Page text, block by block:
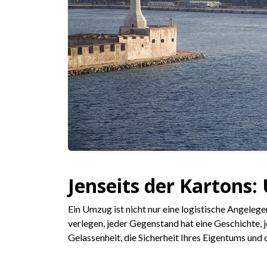
Jenseits der
Ein Umzug ist nicht nur eine logistische
verlegen, jeder Gegenstand hat eine
Gelassenheit, die Sicherheit Ihres Eigentums